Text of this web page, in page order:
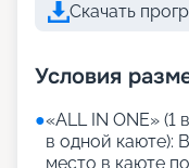
Скачать
Условия
●«АLL IN ONE» (1
в одной каюте):
место в каюте